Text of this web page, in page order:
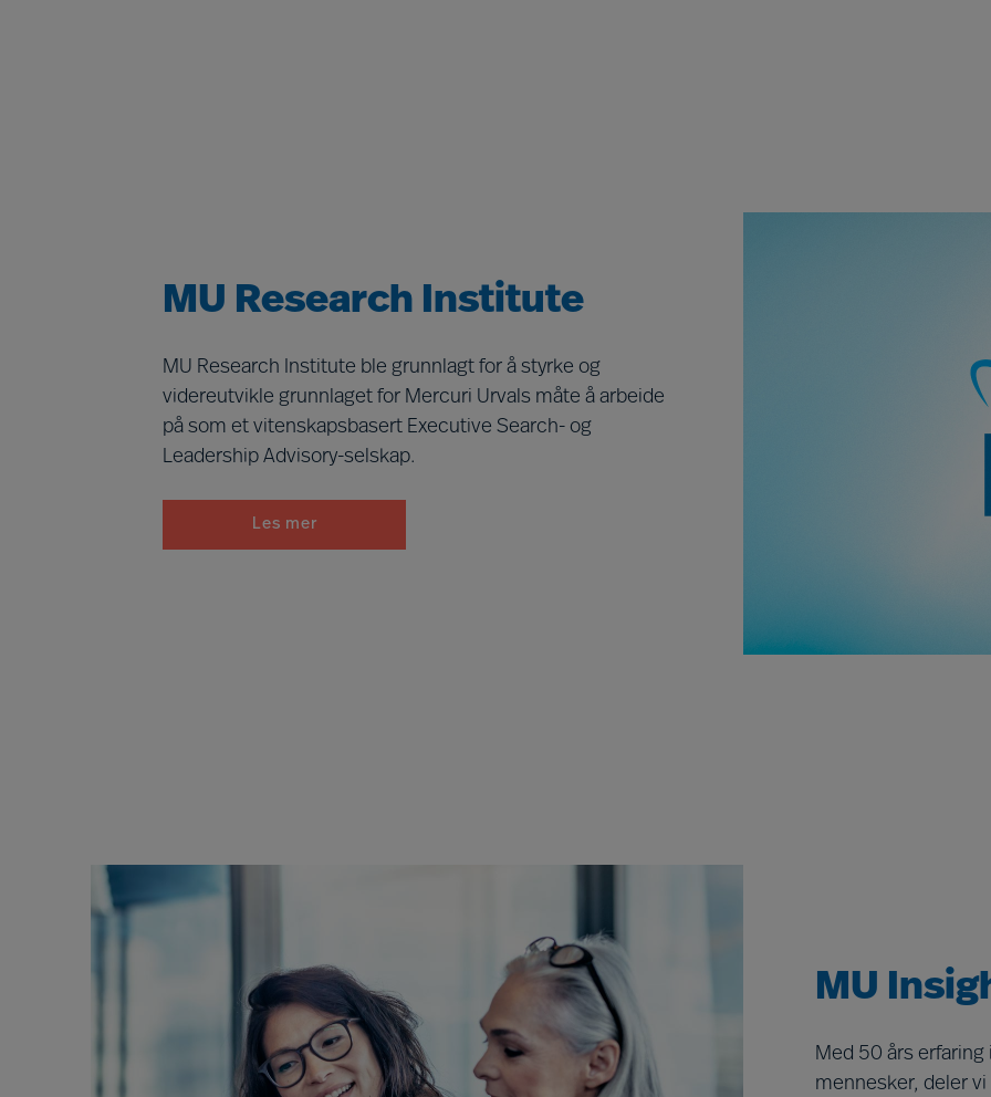
MU Research Institute
MU Research Institute ble grunnlagt for å styrke og
videreutvikle grunnlaget for Mercuri Urvals måte å arbeide
på som et vitenskapsbasert Executive Search- og
Leadership Advisory-selskap.
Les mer
MU
Med 50 års
mennesker, deler